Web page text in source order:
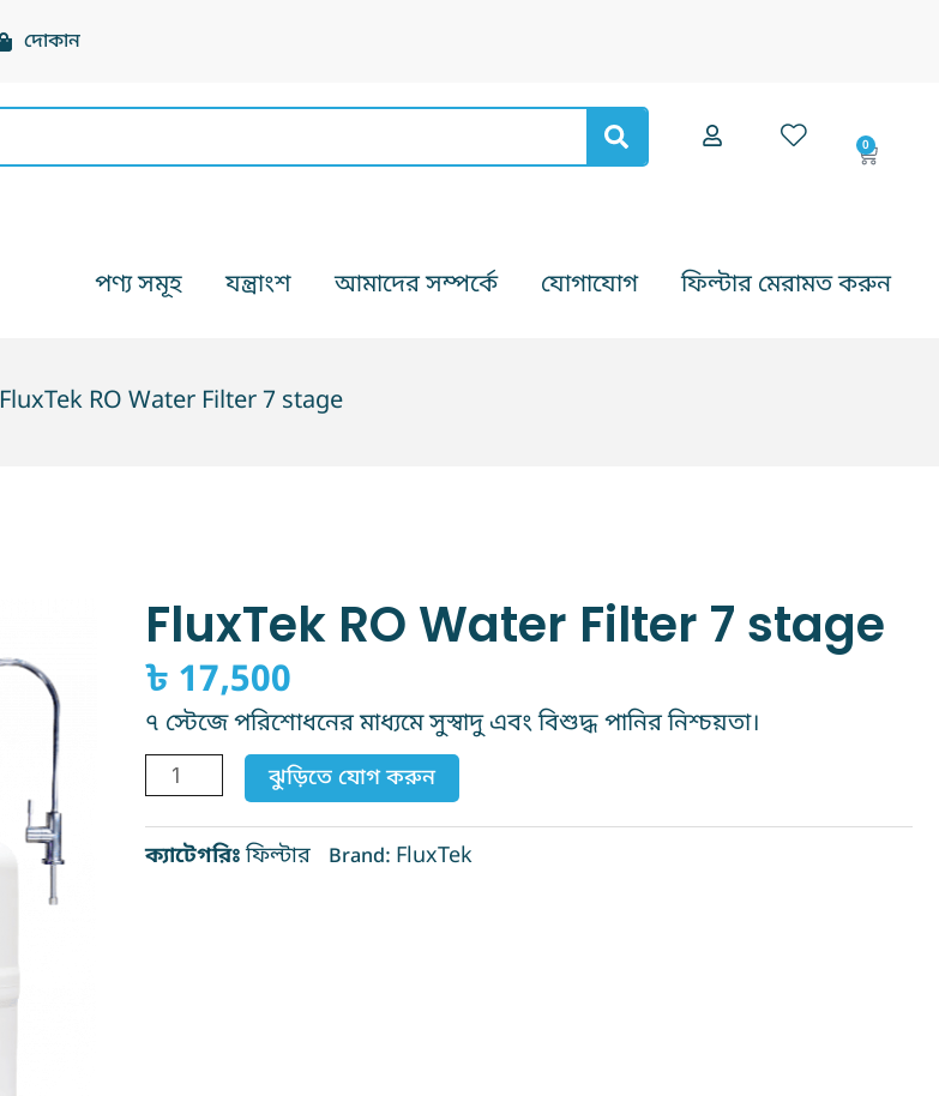
দোকান
0
Cart
পণ্য সমূহ যন্ত্রাংশ আমাদের সম্পর্কে যোগাযোগ ফিল্টার মেরামত করুন
FluxTek RO Water Filter 7 stage
FluxTek RO Water Filter 7 stage
৳ 17,500
৭ স্টেজে পরিশোধনের মাধ্যমে সুস্বাদু এবং বিশুদ্ধ পানির নিশ্চয়তা।
FluxTek
RO
Water
ঝুড়িতে যোগ করুন
ক্যাটেগরিঃ ফিল্টার Brand: FluxTek